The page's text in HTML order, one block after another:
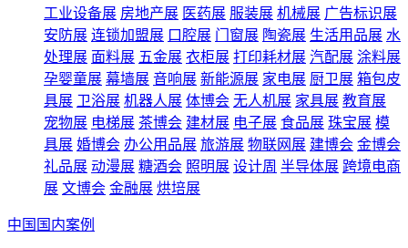
工业设备展 房地产展 医药展 服装展 机械展 广告标识展
安防展 连锁加盟展 口腔展 门窗展 陶瓷展 生活用品展 水
处理展 面料展 五金展 衣柜展 打印耗材展 汽配展 涂料展
孕婴童展 幕墙展 音响展 新能源展 家电展 厨卫展 箱包皮
具展 卫浴展 机器人展 体博会 无人机展 家具展 教育展
宠物展 电梯展 茶博会 建材展 电子展 食品展 珠宝展 模
具展 婚博会 办公用品展 旅游展 物联网展 建博会 金博会
礼品展 动漫展 糖酒会 照明展 设计周 半导体展 跨境电商
展 文博会 金融展 烘培展
中国国内案例